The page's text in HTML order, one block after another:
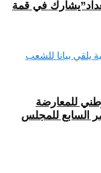
في قمة
للمعارضة
السابع للمجلس